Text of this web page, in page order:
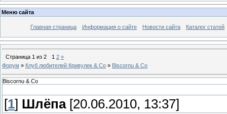
Меню сайта
Главная страница Информация о сайте Новости сайта Каталог статей
Страница 1 из 2 1 2 »
Форум » Клуб любителей Кривулек & Co » Biscornu & Co
Biscornu & Co
[1] Шлёпа[20.06.2010, 13:37]